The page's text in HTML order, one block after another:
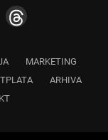
MARKETING
ARHIVA